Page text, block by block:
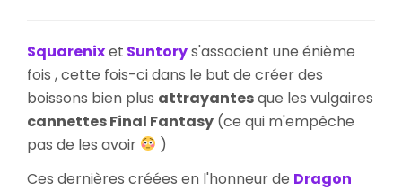
Boissons
de
Dragon
Squarenixet Suntorys'associent une énième
fois , cette fois-ci dans le but de créer des
boissons bien plus attrayantesque les vulgaires
cannettes Final Fantasy (ce qui m'empêche
pas de les avoir
)
Ces dernières créées en l'honneur de Dragon